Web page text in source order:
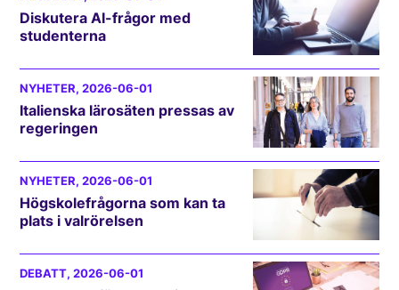
Diskutera AI-frågor med
studenterna
NYHETER, 2026-06-01
Italienska lärosäten pressas av
regeringen
NYHETER, 2026-06-01
Högskolefrågorna som kan ta
plats i valrörelsen
DEBATT, 2026-06-01